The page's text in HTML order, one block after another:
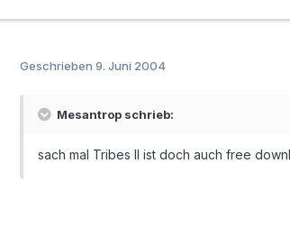
Geschrieben 9. Juni 2004
Mesantrop schrieb:
sach mal Tribes II ist doch auch free